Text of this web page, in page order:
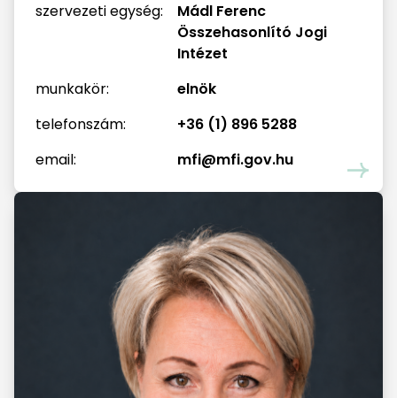
szervezeti egység:
Mádl Ferenc
Összehasonlító Jogi
Intézet
munkakör:
elnök
telefonszám:
+36 (1) 896 5288
email:
mfi@mfi.gov.hu